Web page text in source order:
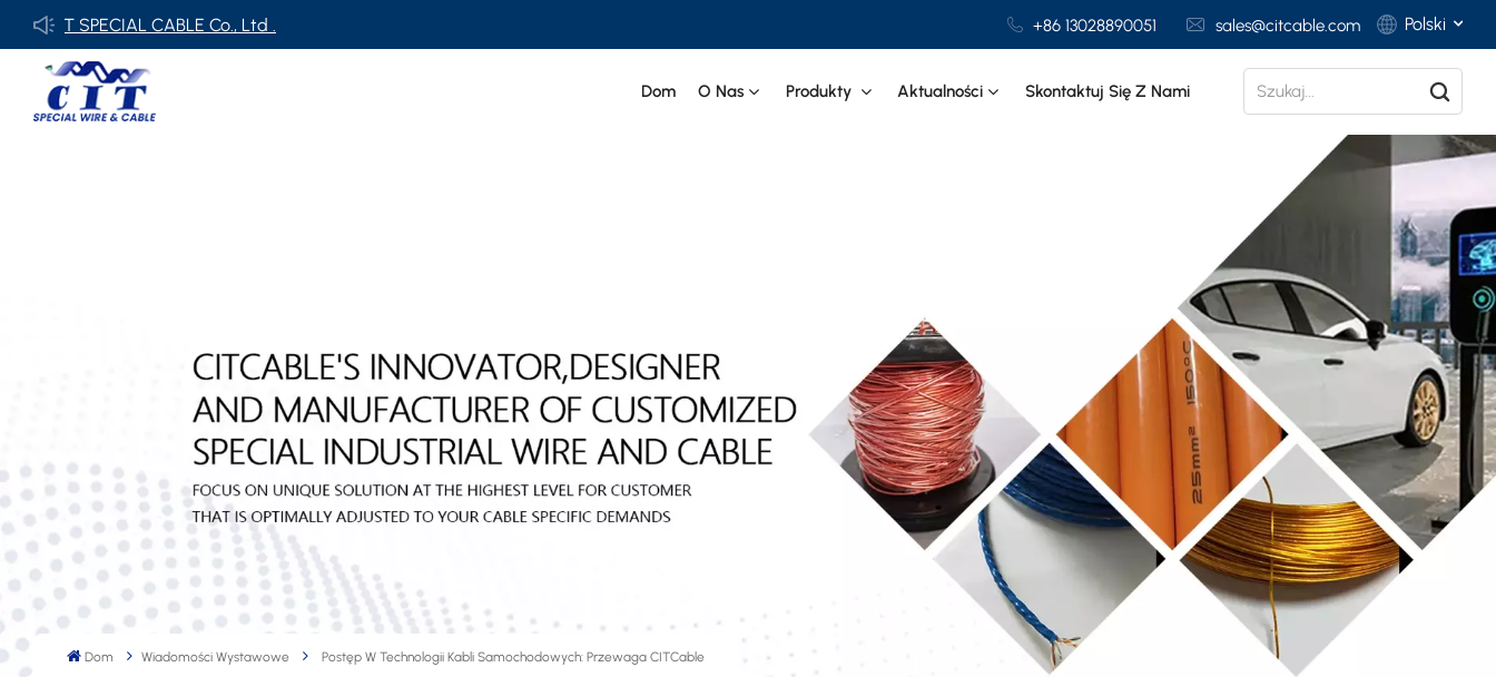
SPECIAL CABLE Co., Ltd . +86 13028890051 sales@citcable.com Polski
Polski
Dom O Nas Produkty Aktualności Skontaktuj Się Z Nami
Dom Wiadomości Wystawowe Postęp W Technologii Kabli Samochodowych: Przewaga CITCable